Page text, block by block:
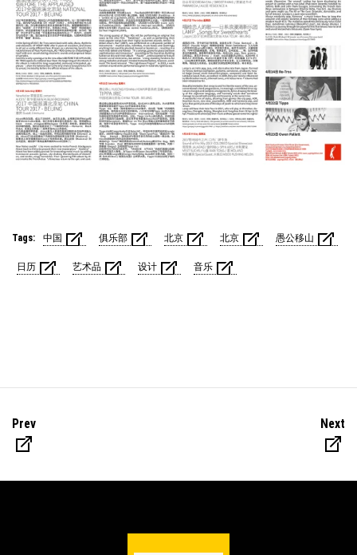
Tags: 中国 俱乐部 北京 北京 愚公移山
日历 艺术品 设计 音乐
Prev Next